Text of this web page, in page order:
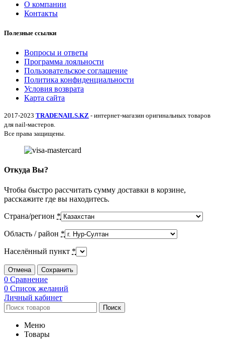
О компании
Контакты
Полезные ссылки
Вопросы и ответы
Программа лояльности
Пользовательское соглашение
Политика конфиденциальности
Условия возврата
Карта сайта
2017-2023 TRADENAILS.KZ - интернет-магазин оригинальных товаров
для nail-мастеров.
Все права защищены.
Откуда Вы?
Чтобы быстро рассчитать сумму доставки в корзине,
расскажите где вы находитесь.
Страна/регион *
Область / район *
Населённый пункт *
Отмена Сохранить
0 Сравнение
0 Список желаний
Личный кабинет
Поиск
Меню
Товары